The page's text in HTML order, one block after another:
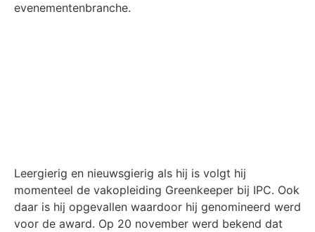
evenementenbranche.
Leergierig en nieuwsgierig als hij is volgt hij
momenteel de vakopleiding Greenkeeper bij IPC. Ook
daar is hij opgevallen waardoor hij genomineerd werd
voor de award. Op 20 november werd bekend dat